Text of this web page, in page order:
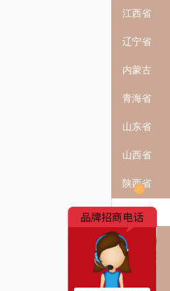
江西省
辽宁省
内蒙古
青海省
山东省
山西省
陕西省
上海
四川省
新疆